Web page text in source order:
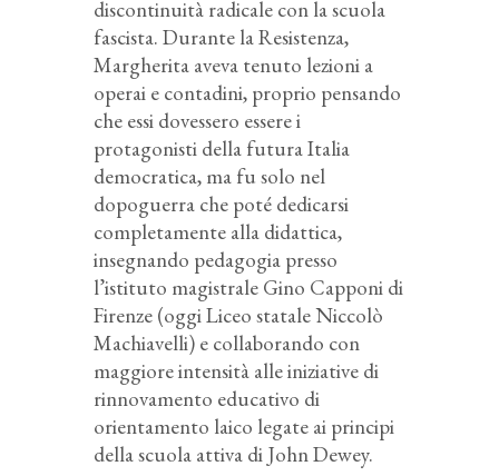
discontinuità radicale con la scuola
fascista. Durante la Resistenza,
Margherita aveva tenuto lezioni a
operai e contadini, proprio pensando
che essi dovessero essere i
protagonisti della futura Italia
democratica, ma fu solo nel
dopoguerra che poté dedicarsi
completamente alla didattica,
insegnando pedagogia presso
l’istituto magistrale Gino Capponi di
Firenze (oggi Liceo statale Niccolò
Machiavelli) e collaborando con
maggiore intensità alle iniziative di
rinnovamento educativo di
orientamento laico legate ai principi
della scuola attiva di John Dewey.